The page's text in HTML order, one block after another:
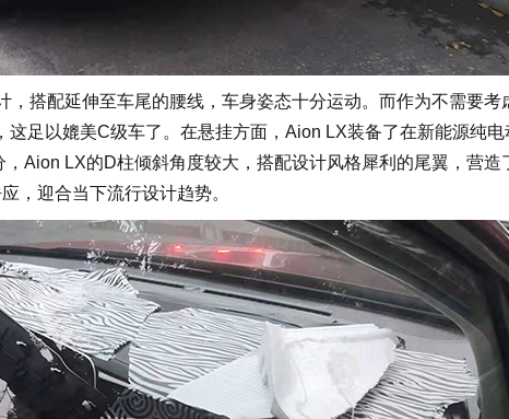
搭配延伸至车尾的腰线，车身姿态十分运动。而作为不需要考
足以媲美C级车了。在悬挂方面，Aion LX装备了在新能源纯电
Aion LX的D柱倾斜角度较大，搭配设计风格犀利的尾翼，营造
，迎合当下流行设计趋势。